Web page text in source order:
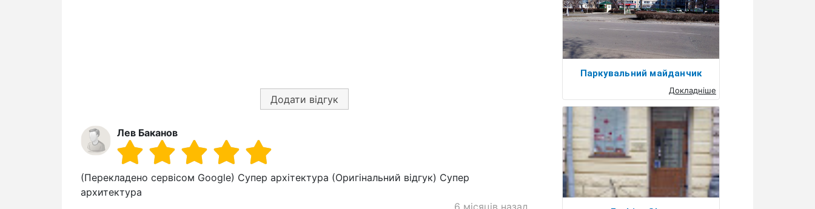
Додати відгук
Лев Баканов
(Перекладено сервісом Google) Супер архітектура (Оригінальний відгук) Супер
архитектура
Паркувальний майданчик
Докладніше